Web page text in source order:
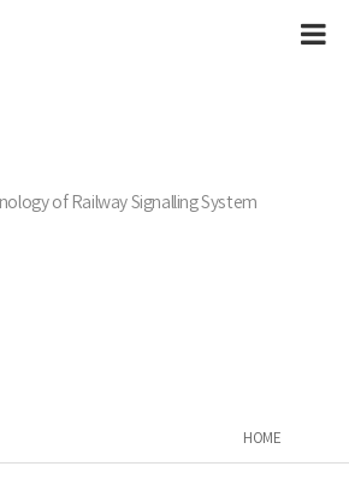
of Railway Signalling System
HOME